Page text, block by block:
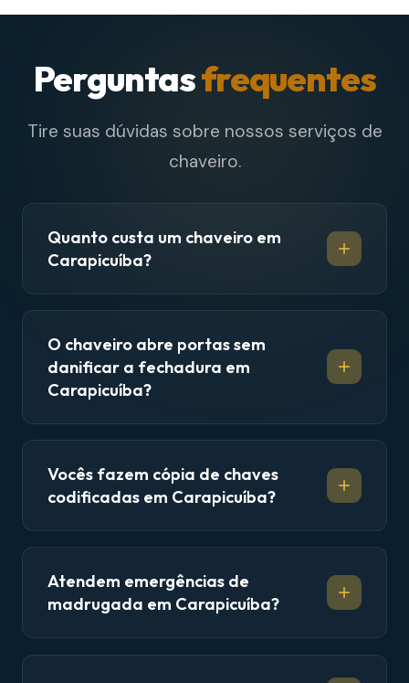
Perguntasfrequentes
Tire suas dúvidas sobre nossos serviços de
chaveiro.
Quanto custa um chaveiro em
Carapicuíba?
O chaveiro abre portas sem
danificar a fechadura em
Carapicuíba?
Vocês fazem cópia de chaves
codificadas em Carapicuíba?
Atendem emergências de
madrugada em Carapicuíba?